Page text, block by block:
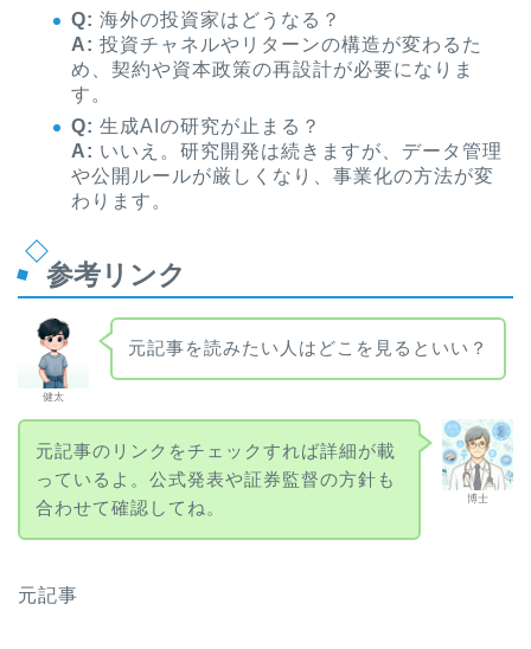
Q: 海外の投資家はどうなる？
A: 投資チャネルやリターンの構造が変わるた
め、契約や資本政策の再設計が必要になりま
す。
Q: 生成AIの研究が止まる？
A: いいえ。研究開発は続きますが、データ管理
や公開ルールが厳しくなり、事業化の方法が変
わります。
参考リンク
健太
元記事を読みたい人はどこを見るといい？
博士
元記事のリンクをチェックすれば詳細が載
っているよ。公式発表や証券監督の方針も
合わせて確認してね。
元記事